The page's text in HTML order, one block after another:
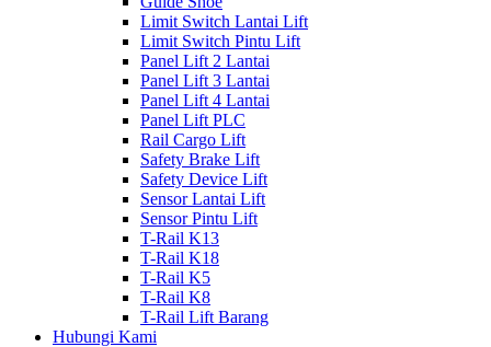
Limit Switch Lantai Lift
Limit Switch Pintu Lift
Panel Lift 2 Lantai
Panel Lift 3 Lantai
Panel Lift 4 Lantai
Panel Lift PLC
Rail Cargo Lift
Safety Brake Lift
Safety Device Lift
Sensor Lantai Lift
Sensor Pintu Lift
T-Rail K13
T-Rail K18
T-Rail K5
T-Rail K8
T-Rail Lift Barang
Hubungi Kami